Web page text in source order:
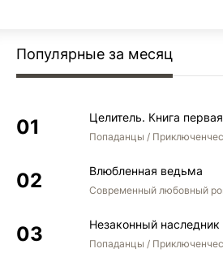
Популярные за месяц
Целитель. Книга первая
Влюбленная ведьма
Современный любовный